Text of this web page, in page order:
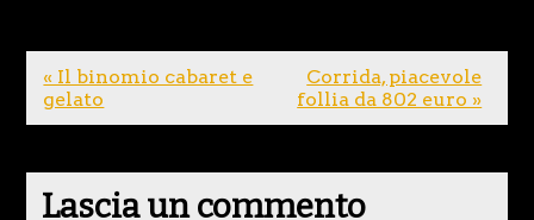
« Il binomio cabaret e
gelato
Corrida, piacevole
follia da 802 euro »
Lascia un commento